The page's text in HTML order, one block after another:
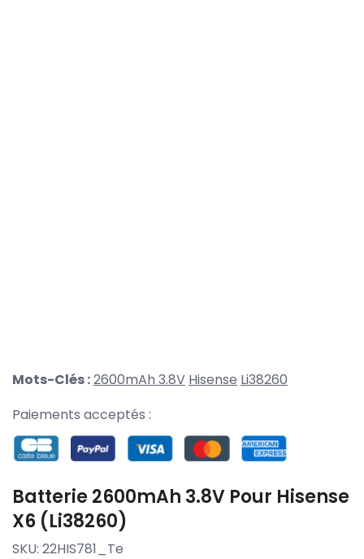
Mots-Clés :2600mAh 3.8V Hisense Li38260
Paiements acceptés :
Batterie 2600mAh 3.8V Pour Hisense
X6 (Li38260)
SKU: 22HIS781_Te